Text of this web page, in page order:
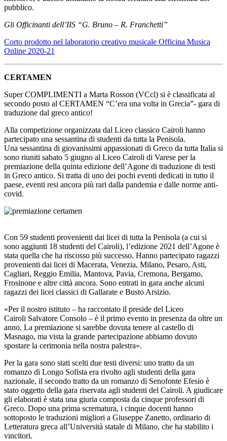
pubblico.
Gli Officinanti dell’IIS “G. Bruno – R. Franchetti”
Corto prodotto nel laboratorio creativo musicale Officina Musica
Online 2020-21
CERTAMEN
Super COMPLIMENTI a Marta Rosson (VCcl) si è classificata al
secondo posto al CERTAMEN “C’era una volta in Grecia”- gara di
traduzione dal greco antico!
Alla competizione organizzata dal Liceo classico Cairoli hanno
partecipato una sessantina di studenti da tutta la Penisola.
Una sessantina di giovanissimi appassionati di Greco da tutta Italia si
sono riuniti sabato 5 giugno al Liceo Cairoli di Varese per la
premiazione della quinta edizione dell’Agone di traduzione di testi
in Greco antico. Si tratta di uno dei pochi eventi dedicati in tutto il
paese, eventi resi ancora più rari dalla pandemia e dalle norme anti-
covid.
Con 59 studenti provenienti dai licei di tutta la Penisola (a cui si
sono aggiunti 18 studenti del Cairoli), l’edizione 2021 dell’Agone è
stata quella che ha riscosso più successo. Hanno partecipato ragazzi
provenienti dai licei di Macerata, Venezia, Milano, Pesaro, Asti,
Cagliari, Reggio Emilia, Mantova, Pavia, Cremona, Bergamo,
Frosinone e altre città ancora. Sono entrati in gara anche alcuni
ragazzi dei licei classici di Gallarate e Busto Arsizio.
«Per il nostro istituto – ha raccontato il preside del Liceo
Cairoli Salvatore Consolo – è il primo evento in presenza da oltre un
anno. La premiazione si sarebbe dovuta tenere al castello di
Masnago, ma vista la grande partecipazione abbiamo dovuto
spostare la cerimonia nella nostra palestra».
Per la gara sono stati scelti due testi diversi: uno tratto da un
romanzo di Longo Sofista era rivolto agli studenti della gara
nazionale, il secondo tratto da un romanzo di Senofonte Efesio è
stato oggetto della gara riservata agli studenti del Cairoli. A giudicare
gli elaborati è stata una giuria composta da cinque professori di
Greco. Dopo una prima scrematura, i cinque docenti hanno
sottoposto le traduzioni migliori a Giuseppe Zanetto, ordinario di
Letteratura greca all’Università statale di Milano, che ha stabilito i
vincitori.